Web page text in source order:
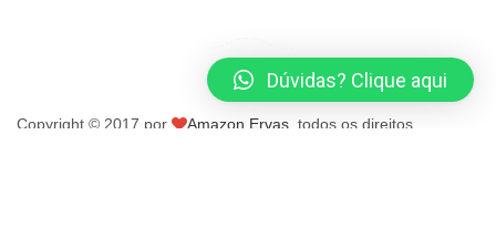
Copyright © 2017 por Amazon Ervas , todos os direitos
Dúvidas? Clique aqui